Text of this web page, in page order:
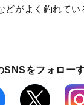
どがよく釣れてい
SNSをフォロー